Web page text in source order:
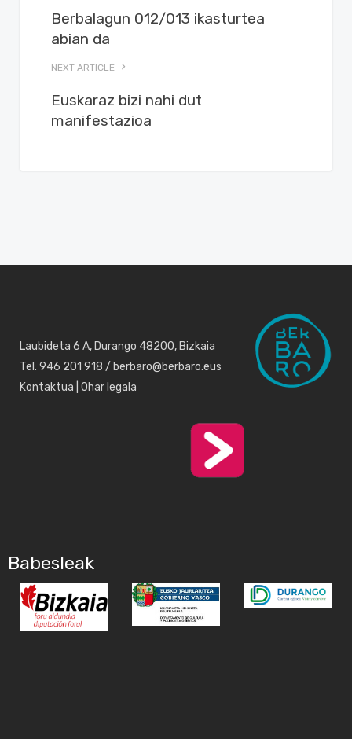
Berbalagun 012/013 ikasturtea
abian da
NEXT ARTICLE
Euskaraz bizi nahi dut
manifestazioa
Laubideta 6 A, Durango 48200, Bizkaia
Tel. 946 201 918 / berbaro@berbaro.eus
Kontaktua Ohar legala
Babesleak